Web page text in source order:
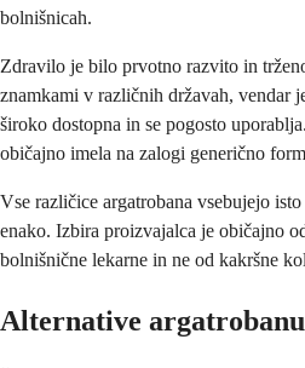
bolnišnicah.
Zdravilo je bilo prvotno razvito in
znamkami v različnih državah, vendar
široko dostopna in se pogosto
običajno imela na zalogi generično
Vse različice argatrobana vsebujejo
enako. Izbira proizvajalca je običajno
bolnišnične lekarne in ne od kakršne
Alternative argatrobanu